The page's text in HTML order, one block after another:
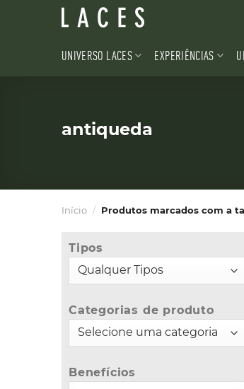
UNIVERSO LACES EXPERIÊNCIAS
antiqueda
Início / Produtos marcados com a
Tipos
Categorias de produto
Benefícios